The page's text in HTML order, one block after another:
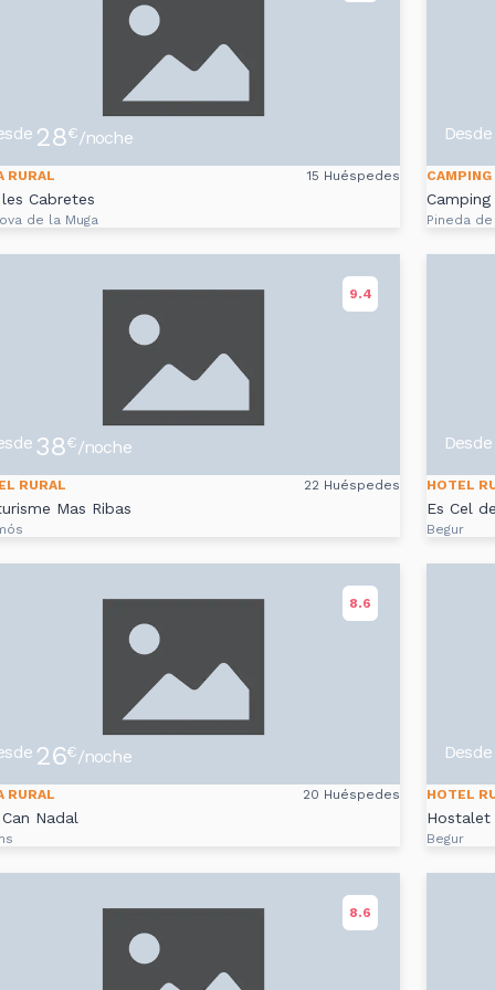
28€/noche
RURAL 15 Huéspedes
Cabretes
de la Muga
Desde
CAMPING
Pineda
9.4
38€/noche
RURAL 22 Huéspedes
Mas Ribas
Desde
HOTEL
Es Cel
Begur
8.6
26€/noche
RURAL 20 Huéspedes
Nadal
Desde
HOTEL
Hostalet
Begur
8.6